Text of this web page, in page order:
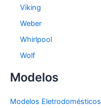
Viking
Weber
Whirlpool
Wolf
Modelos
Modelos Eletrodomésticos